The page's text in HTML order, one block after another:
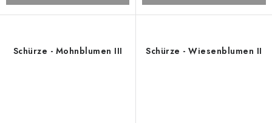
Schürze - Mohnblumen III Schürze - Wiesenblumen II